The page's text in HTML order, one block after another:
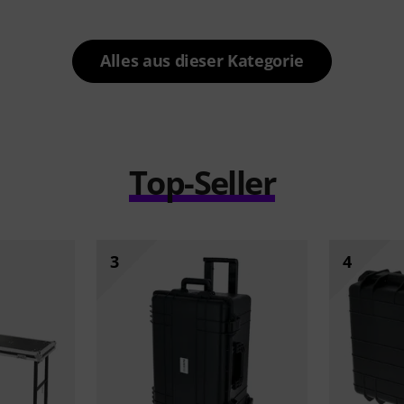
Alles aus dieser Kategorie
Top-Seller
3 4